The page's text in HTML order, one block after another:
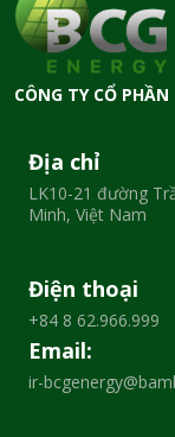
CÔNG TY CỔ PHẦN
Địa chỉ
LK10-21 đường
Minh, Việt Nam
Điện thoại
+84 8 62.966.999
Email:
ir-